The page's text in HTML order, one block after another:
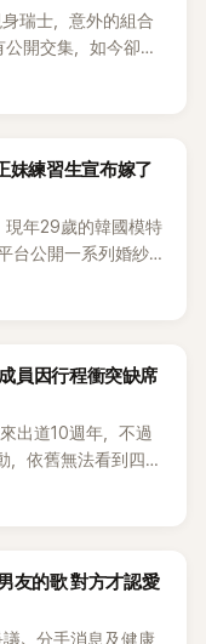
瑞士，意外的組合
開交集，如今卻一
們到底是怎麼認識
妹練習生宣布嫁了
現年29歲的韓國模特
台公開一系列婚紗
不少曾追看節目的
員因行程衝突缺席
出道10週年，不過
，依舊無法看到四人
將由Jisoo（智秀）、
友的歌 對方才認愛
、分手消息及健康